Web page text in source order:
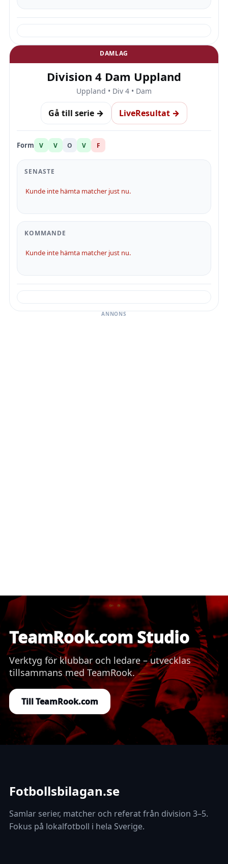
DAMLAG
Division 4 Dam Uppland
Uppland • Div 4 • Dam
Gå till serie → LiveResultat →
Form V V O V F
SENASTE
Kunde inte hämta matcher just nu.
KOMMANDE
Kunde inte hämta matcher just nu.
ANNONS
TeamRook.com Studio
Verktyg för klubbar och ledare – utvecklas
tillsammans med TeamRook.
Till TeamRook.com
Fotbollsbilagan.se
Samlar serier, matcher och referat från division 3–5.
Fokus på lokalfotboll i hela Sverige.